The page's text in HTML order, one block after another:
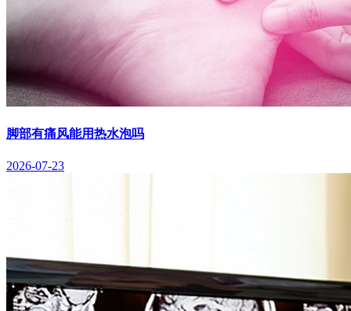
脚部有痛风能用热水泡吗
2026-07-23